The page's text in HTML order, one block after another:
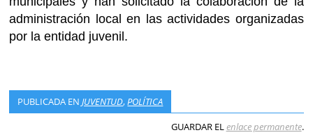
administración local en las actividades organizadas
por la entidad juvenil.
PUBLICADA ENJUVENTUD,POLÍTICA
GUARDAR ELenlace permanente.